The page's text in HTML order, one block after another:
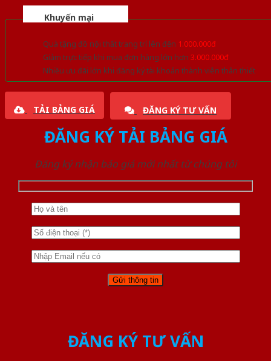
Khuyến mại
Quà tặng đồ nội thất trang trí lên đến 1.000.000đ
Giảm trực tiếp khi mua đơn hàng lớn hơn 3.000.000đ
Nhiều ưu đãi lớn khi đăng ký tài khoản thành viên thân thiết
TẢI BẢNG GIÁ ĐĂNG KÝ TƯ VẤN
ĐĂNG KÝ TẢI BẢNG GIÁ
Đăng ký nhận báo giá mới nhất từ chúng tôi
ĐĂNG KÝ TƯ VẤN